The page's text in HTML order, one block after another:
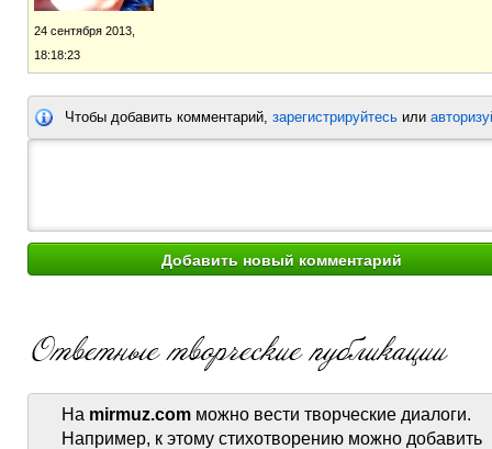
24 сентября 2013,
18:18:23
Чтобы добавить комментарий, зарегистрируйтесь или
На mirmuz.com можно вести творческие диалоги.
Например, к этому стихотворению можно добавить